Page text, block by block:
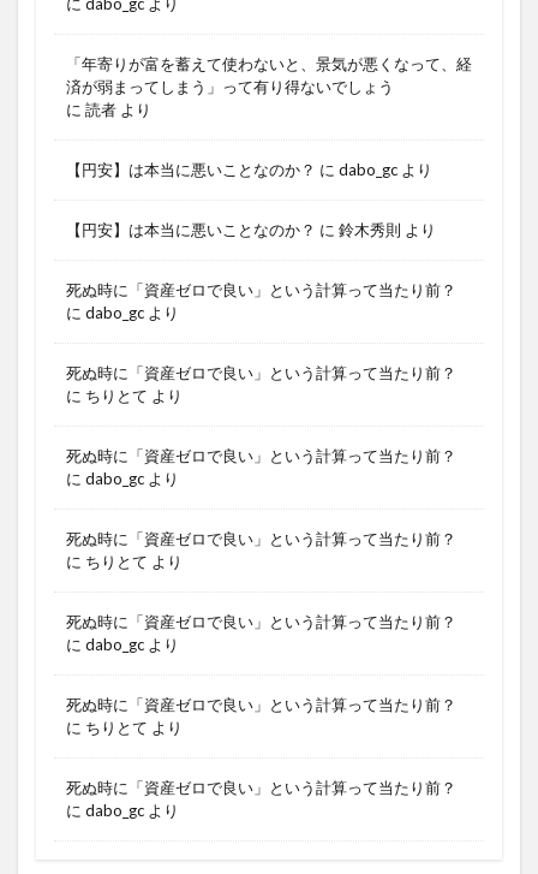
「年寄りが富を蓄えて使わないと、景気が悪くなって、経
済が弱まってしまう」って有り得ないでしょう
に 読者 より
【円安】は本当に悪いことなのか？ に dabo_gc より
【円安】は本当に悪いことなのか？ に 鈴木秀則 より
死ぬ時に「資産ゼロで良い」という計算って当たり前？
に dabo_gc より
死ぬ時に「資産ゼロで良い」という計算って当たり前？
に ちりとて より
死ぬ時に「資産ゼロで良い」という計算って当たり前？
に dabo_gc より
死ぬ時に「資産ゼロで良い」という計算って当たり前？
に ちりとて より
死ぬ時に「資産ゼロで良い」という計算って当たり前？
に dabo_gc より
死ぬ時に「資産ゼロで良い」という計算って当たり前？
に ちりとて より
死ぬ時に「資産ゼロで良い」という計算って当たり前？
に dabo_gc より